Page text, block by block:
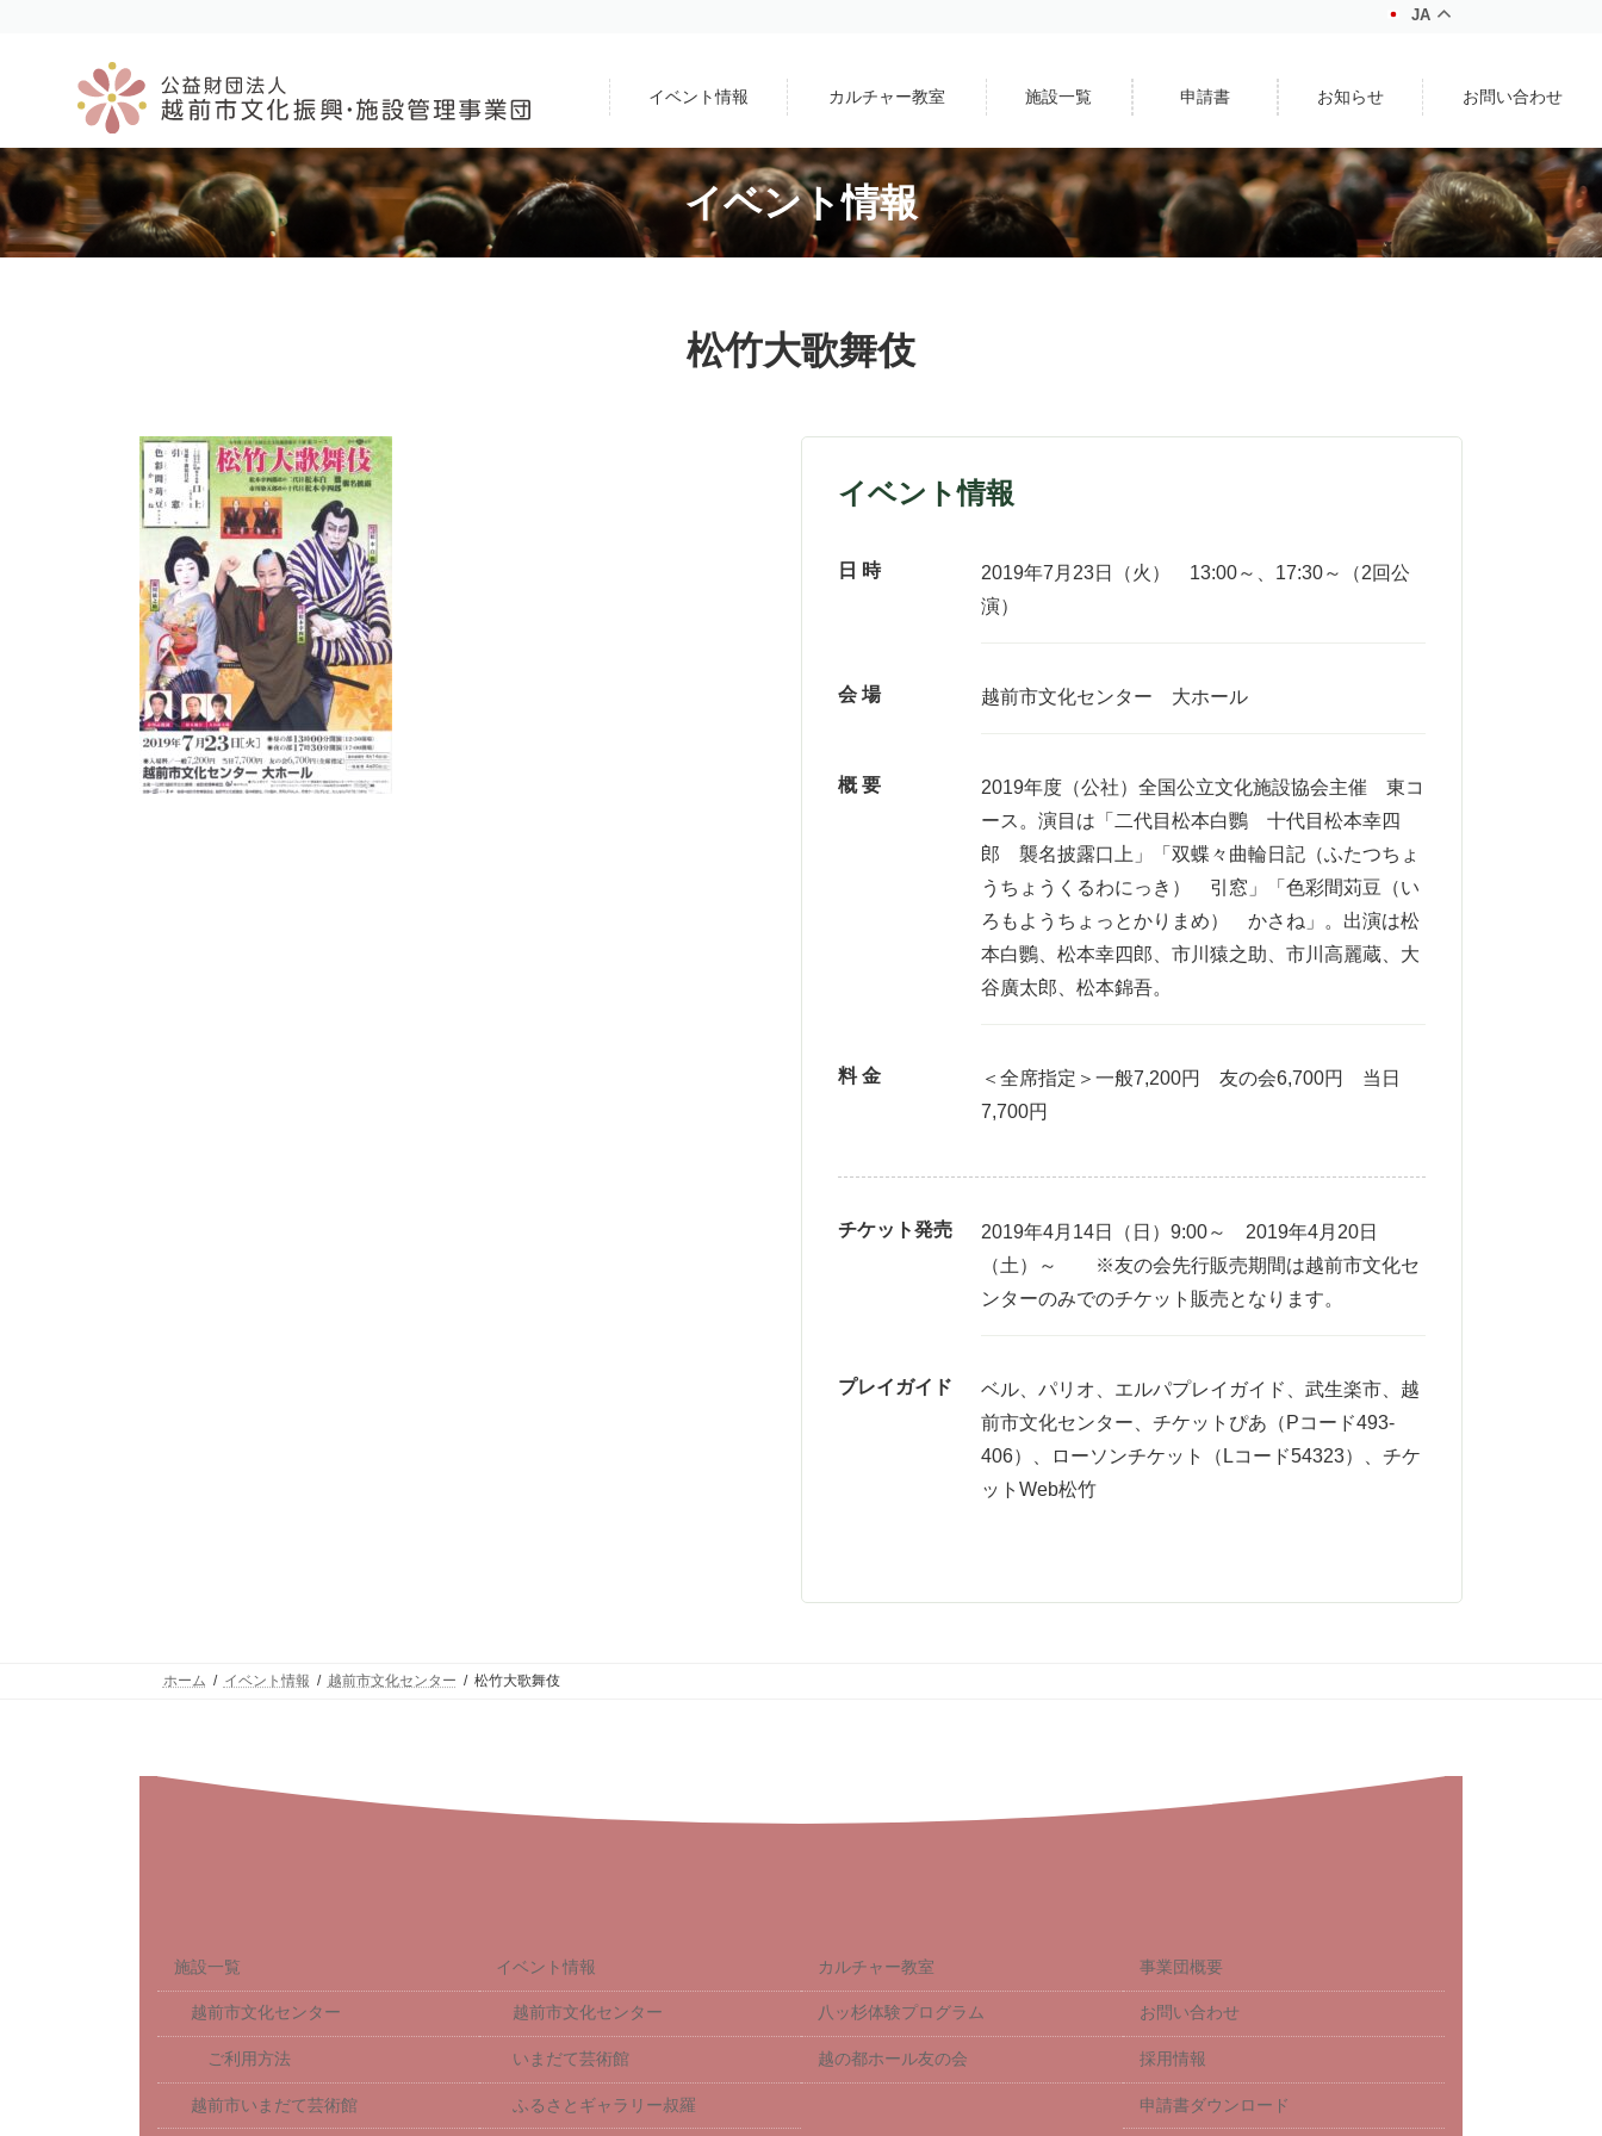
ス
キ
ッ
プ
ン
に
移
動
JA
イベント情報 カルチャー教室 施設一覧 申請書 お知らせ お問い合わせ
イベント情報
松竹大歌舞伎
イベント情報
日 時
2019年7月23日（火） 13:00～、17:30～（2回公
演）
会 場 越前市文化センター 大ホール
概 要
2019年度（公社）全国公立文化施設協会主催 東コ
ース。演目は「二代目松本白鸚 十代目松本幸四
郎 襲名披露口上」「双蝶々曲輪日記（ふたつちょ
うちょうくるわにっき） 引窓」「色彩間苅豆（い
ろもようちょっとかりまめ） かさね」。出演は松
本白鸚、松本幸四郎、市川猿之助、市川高麗蔵、大
谷廣太郎、松本錦吾。
料 金
＜全席指定＞一般7,200円 友の会6,700円 当日
7,700円
チケット発売
2019年4月14日（日）9:00～ 2019年4月20日
（土）～ ※友の会先行販売期間は越前市文化セ
ンターのみでのチケット販売となります。
プレイガイド
ベル、パリオ、エルパプレイガイド、武生楽市、越
前市文化センター、チケットぴあ（Pコード493-
406）、ローソンチケット（Lコード54323）、チケ
ットWeb松竹
ホーム イベント情報 越前市文化センター 松竹大歌舞伎
施設一覧
越前市文化センター
ご利用方法
越前市いまだて芸術館
イベント情報
越前市文化センター
いまだて芸術館
ふるさとギャラリー叔羅
カルチャー教室
八ッ杉体験プログラム
越の都ホール友の会
事業団概要
お問い合わせ
採用情報
申請書ダウンロード